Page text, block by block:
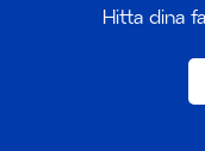
Hitta dina